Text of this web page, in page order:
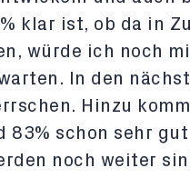
klar ist, ob da in
würde ich noch
In den
Hinzu
83% schon sehr
noch weiter